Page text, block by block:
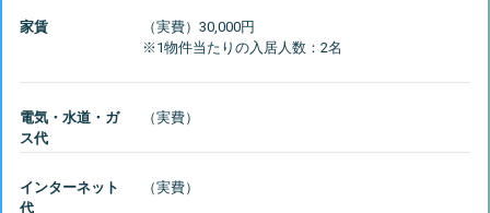
家賃
（実費）30,000円
電気・水道・ガ
ス代
インターネット
代